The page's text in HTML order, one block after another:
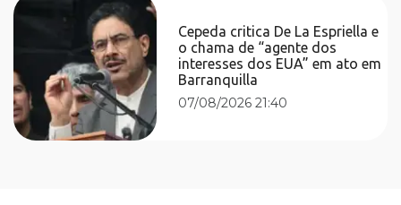
Cepeda critica De La Espriella e
o chama de “agente dos
interesses dos EUA” em ato em
Barranquilla
07/08/2026 21:40